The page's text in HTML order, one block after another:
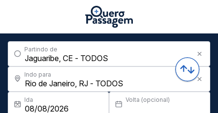
Partindo de
Indo para
Ida Volta (opcional)